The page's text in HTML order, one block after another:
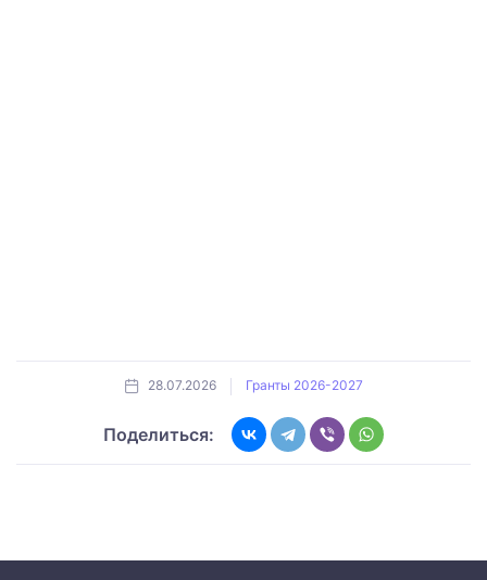
28.07.2026 Гранты 2026-2027
Поделиться: